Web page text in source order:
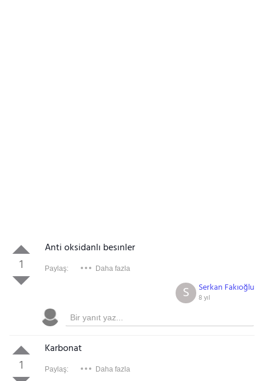
1
Anti oksidanlı besınler
Paylaş: Daha fazla
Serkan Fakıoğlu
8 yıl
S
1
Karbonat
Paylaş: Daha fazla